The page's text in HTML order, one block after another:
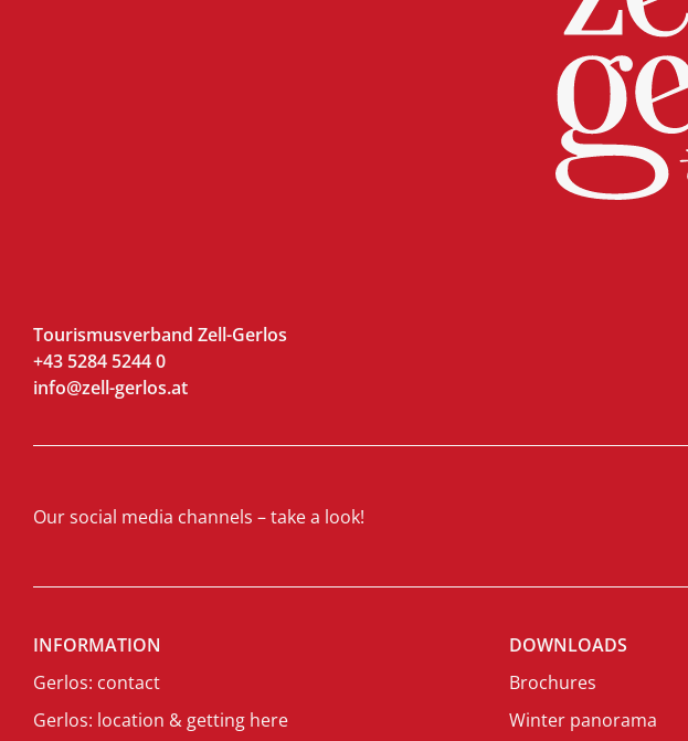
Tourismusverband Zell-Gerlos
+43 5284 5244 0
info@zell-gerlos.at
Our social media channels – take a look!
INFORMATION
Gerlos: contact
Gerlos: location & getting here
DOWNLOADS
Brochures
Winter panorama